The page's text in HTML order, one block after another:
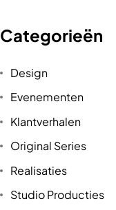
Categorieën
Design
Evenementen
Klantverhalen
Original Series
Realisaties
Studio Producties